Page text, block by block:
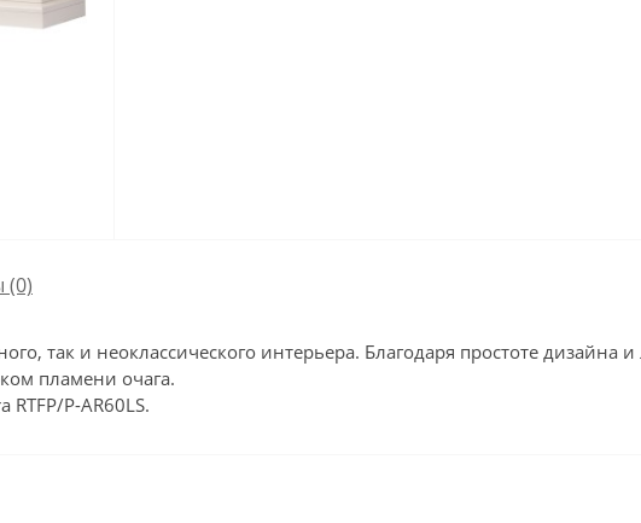
(0)
так и неоклассического интерьера. Благодаря простоте дизайна
пламени очага.
P-AR60LS.